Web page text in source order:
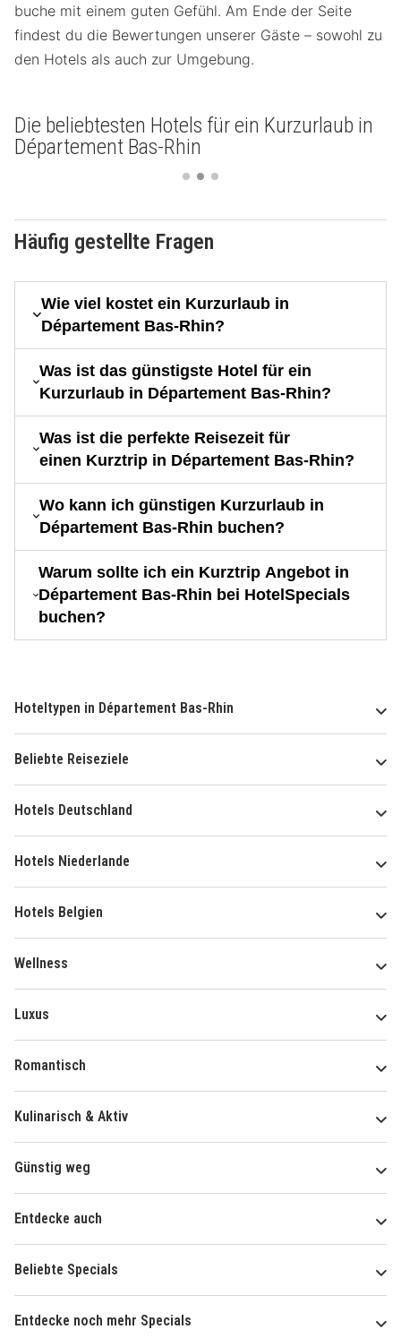
buche mit einem guten Gefühl. Am Ende der Seite
findest du die Bewertungen unserer Gäste – sowohl zu
den Hotels als auch zur Umgebung.
Die beliebtesten Hotels für ein Kurzurlaub in
Département Bas-Rhin
Häufig gestellte Fragen
Wie viel kostet ein Kurzurlaub in
Département Bas-Rhin?
Was ist das günstigste Hotel für ein
Kurzurlaub in Département Bas-Rhin?
Was ist die perfekte Reisezeit für
einen Kurztrip in Département Bas-Rhin?
Wo kann ich günstigen Kurzurlaub in
Département Bas-Rhin buchen?
Warum sollte ich ein Kurztrip Angebot in
Département Bas-Rhin bei HotelSpecials
buchen?
Hoteltypen in Département Bas-Rhin
Beliebte Reiseziele
Hotels Deutschland
Hotels Niederlande
Hotels Belgien
Wellness
Luxus
Romantisch
Kulinarisch & Aktiv
Günstig weg
Entdecke auch
Beliebte Specials
Entdecke noch mehr Specials